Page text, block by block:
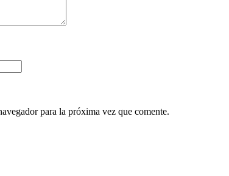
para la próxima vez que comente.